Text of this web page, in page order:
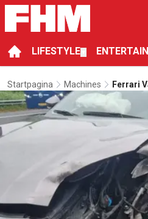
LIFESTYLE
Startpagina Machines
Ferrari
Bij